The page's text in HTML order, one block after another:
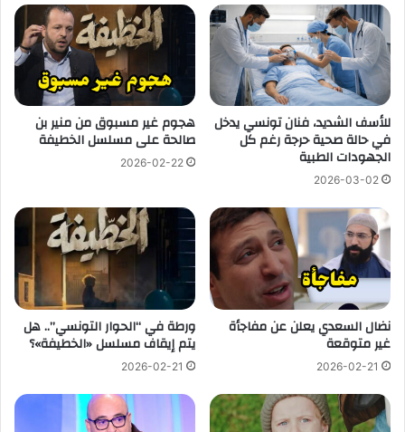
للأسف الشديد، فنان تونسي يدخل
في حالة صحية حرجة رغم كل
الجهودات الطبية
2026-03-02
هجوم غير مسبوق من منير بن
صالحة على مسلسل الخطيفة
2026-02-22
نضال السعدي يعلن عن مفاجأة
غير متوقعة
2026-02-21
ورطة في “الحوار التونسي”.. هل
يتم إيقاف مسلسل «الخطيفة»؟
2026-02-21